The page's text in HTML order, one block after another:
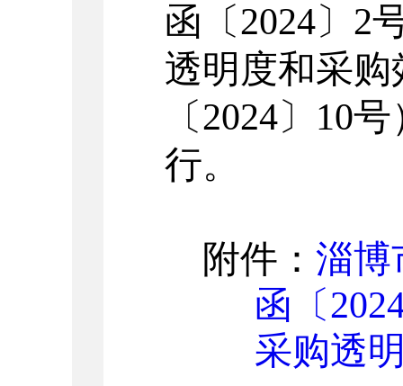
函 〔2024〕 2
透明度和采购
〔2024〕 10号
行。
附件：淄博
函〔
采购透